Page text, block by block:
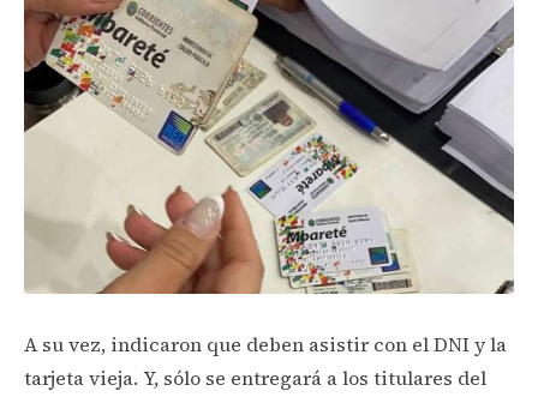
A su vez, indicaron que deben asistir con el DNI y la
tarjeta vieja. Y, sólo se entregará a los titulares del